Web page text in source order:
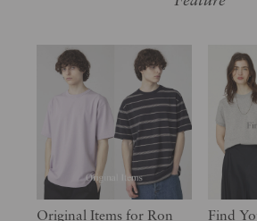
Original Items for Ron
Find